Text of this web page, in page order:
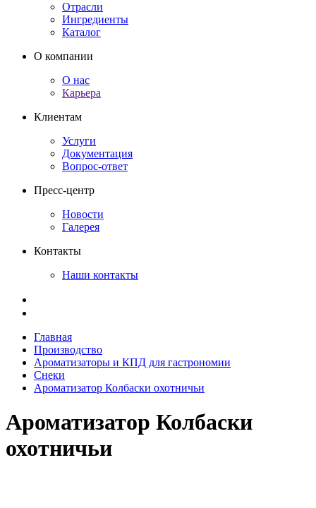
Отрасли
Ингредиенты
Каталог
О компании
О нас
Карьера
Клиентам
Услуги
Документация
Вопрос-ответ
Пресс-центр
Новости
Галерея
Контакты
Наши контакты
Главная
Производство
Ароматизаторы и КПД для гастрономии
Снеки
Ароматизатор Колбаски охотничьи
Ароматизатор Колбаски
охотничьи